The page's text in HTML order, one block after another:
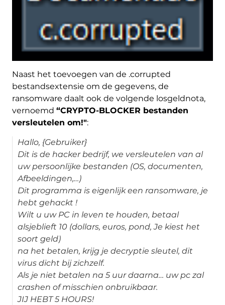
Naast het toevoegen van de .corrupted
bestandsextensie om de gegevens, de
ransomware daalt ook de volgende losgeldnota,
vernoemd “CRYPTO-BLOCKER bestanden
versleutelen om!":
Hallo, {Gebruiker}
Dit is de hacker bedrijf, we versleutelen van al
uw persoonlijke bestanden (OS, documenten,
Afbeeldingen,…)
Dit programma is eigenlijk een ransomware, je
hebt gehackt !
Wilt u uw PC in leven te houden, betaal
alsjeblieft 10 (dollars, euros, pond, Je kiest het
soort geld)
na het betalen, krijg je decryptie sleutel, dit
virus dicht bij zichzelf.
Als je niet betalen na 5 uur daarna… uw pc zal
crashen of misschien onbruikbaar.
JIJ HEBT 5 HOURS!